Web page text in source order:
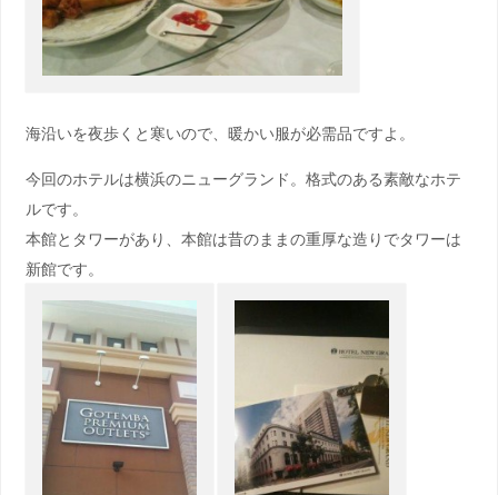
海沿いを夜歩くと寒いので、暖かい服が必需品ですよ。
今回のホテルは横浜のニューグランド。格式のある素敵なホテ
ルです。
本館とタワーがあり、本館は昔のままの重厚な造りでタワーは
新館です。